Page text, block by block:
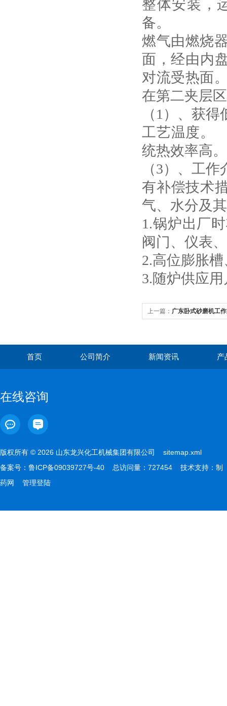
整体安装，
备。
燃气由燃烧
面，经由内
对流受热面
在第二夹层
（1）、获
工艺温度。
统热效率高
（3）、工
有补偿技术
气、水分及
1.锅炉出厂
阀门、仪表
2.高位膨胀
3.随炉供应
上一篇： 广东卧式砂磨机工
首页 公司简介 新闻资讯 产
在线咨询
版权所有 © 2026 山东龙兴化工机械集团有限公司 sitemap.xml
备案号： 鲁ICP备09039727号-40 总访问量：727454 技术支持： 制
药网
管理登陆